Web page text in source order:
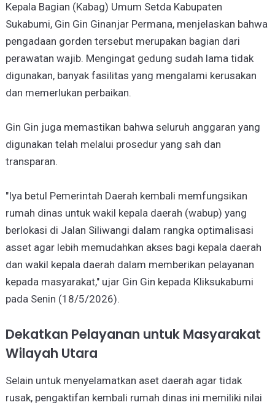
Kepala Bagian (Kabag) Umum Setda Kabupaten
Sukabumi, Gin Gin Ginanjar Permana, menjelaskan bahwa
pengadaan gorden tersebut merupakan bagian dari
perawatan wajib. Mengingat gedung sudah lama tidak
digunakan, banyak fasilitas yang mengalami kerusakan
dan memerlukan perbaikan.
Gin Gin juga memastikan bahwa seluruh anggaran yang
digunakan telah melalui prosedur yang sah dan
transparan.
"Iya betul Pemerintah Daerah kembali memfungsikan
rumah dinas untuk wakil kepala daerah (wabup) yang
berlokasi di Jalan Siliwangi dalam rangka optimalisasi
asset agar lebih memudahkan akses bagi kepala daerah
dan wakil kepala daerah dalam memberikan pelayanan
kepada masyarakat," ujar Gin Gin kepada Kliksukabumi
pada Senin (18/5/2026).
Dekatkan Pelayanan untuk Masyarakat
Wilayah Utara
Selain untuk menyelamatkan aset daerah agar tidak
rusak, pengaktifan kembali rumah dinas ini memiliki nilai